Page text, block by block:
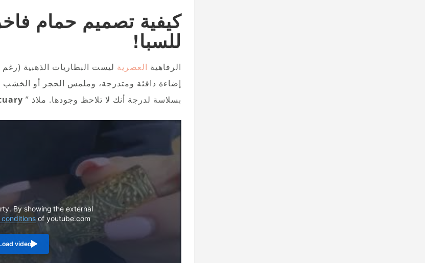
كيفية تصميم حمام
للسبا!
الرفاهية العصرية ليست البطاريات الذهبية
إضاءة دافئة ومتدرجة، وملمس الحجر أو الخشب
بسلاسة لدرجة أنك لا تلاحظ وجودها. ملاذ ”
By showing the external
of youtube.com.
video